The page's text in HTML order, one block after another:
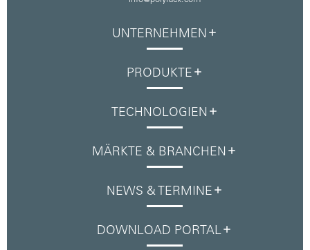
UNTERNEHMEN
PRODUKTE
TECHNOLOGIEN
MÄRKTE & BRANCHEN
NEWS & TERMINE
DOWNLOAD PORTAL